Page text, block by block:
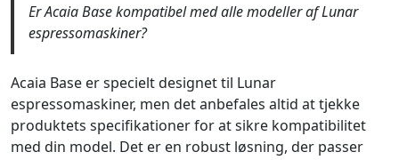
Er Acaia Base kompatibel med alle modeller af Lunar
espressomaskiner?
Acaia Base er specielt designet til Lunar
espressomaskiner, men det anbefales altid at tjekke
produktets specifikationer for at sikre kompatibilitet
med din model. Det er en robust løsning, der passer